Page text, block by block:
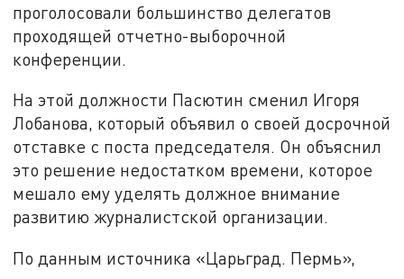
проголосовали большинство делегатов
проходящей отчетно-выборочной
конференции.
На этой должности Пасютин сменил Игоря
Лобанова, который объявил о своей досрочной
отставке с поста председателя. Он объяснил
это решение недостатком времени, которое
мешало ему уделять должное внимание
развитию журналистской организации.
По данным источника «Царьград. Пермь»,